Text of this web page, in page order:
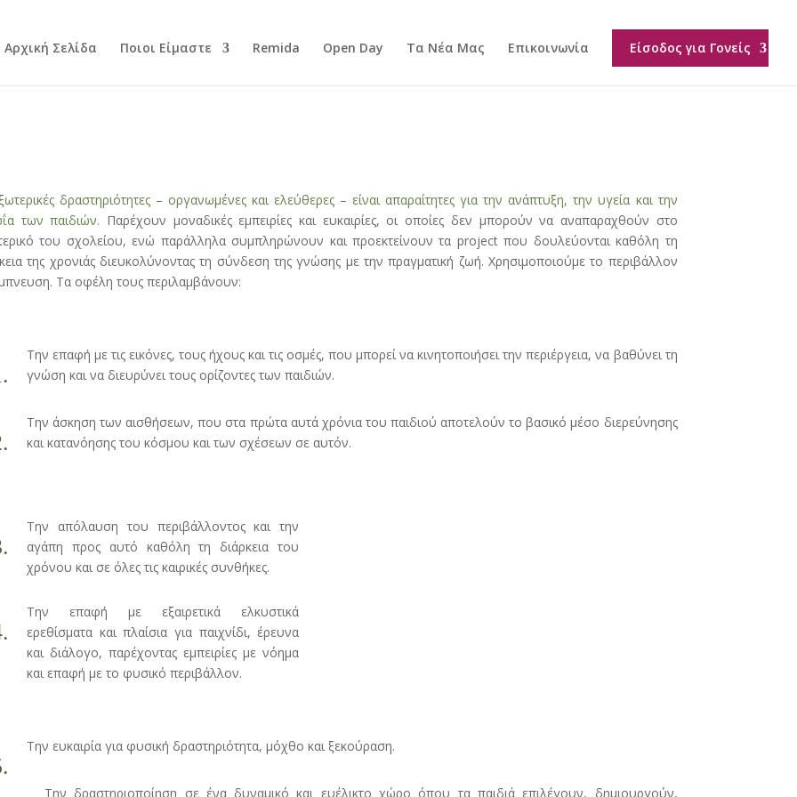
Αρχική Σελίδα Ποιοι Είμαστε Remida Open Day Τα Νέα Μας Επικοινωνία Είσοδος για Γονείς
δραστηριότητες – οργανωμένες και ελεύθερες – είναι απαραίτητες για την ανάπτυξη, την υγεία και την
των παιδιών. Παρέχουν μοναδικές εμπειρίες και ευκαιρίες, οι οποίες δεν μπορούν να αναπαραχθούν στο
του σχολείου, ενώ παράλληλα συμπληρώνουν και προεκτείνουν τα project που δουλεύονται καθόλη τη
της χρονιάς διευκολύνοντας τη σύνδεση της γνώσης με την πραγματική ζωή. Χρησιμοποιούμε το περιβάλλον
Τα οφέλη τους περιλαμβάνουν:
Την επαφή με τις εικόνες, τους ήχους και τις οσμές, που μπορεί να κινητοποιήσει την περιέργεια, να βαθύνει τη
γνώση και να διευρύνει τους ορίζοντες των παιδιών.
Την άσκηση των αισθήσεων, που στα πρώτα αυτά χρόνια του παιδιού αποτελούν το βασικό μέσο διερεύνησης
και κατανόησης του κόσμου και των σχέσεων σε αυτόν.
Την απόλαυση του περιβάλλοντος και την
αγάπη προς αυτό καθόλη τη διάρκεια του
χρόνου και σε όλες τις καιρικές συνθήκες.
Την επαφή με εξαιρετικά ελκυστικά
ερεθίσματα και πλαίσια για παιχνίδι, έρευνα
και διάλογο, παρέχοντας εμπειρίες με νόημα
και επαφή με το φυσικό περιβάλλον.
Την ευκαιρία για φυσική δραστηριότητα, μόχθο και ξεκούραση.
Την δραστηριοποίηση σε ένα δυναμικό και ευέλικτο χώρο όπου τα παιδιά επιλέγουν, δημιουργούν,